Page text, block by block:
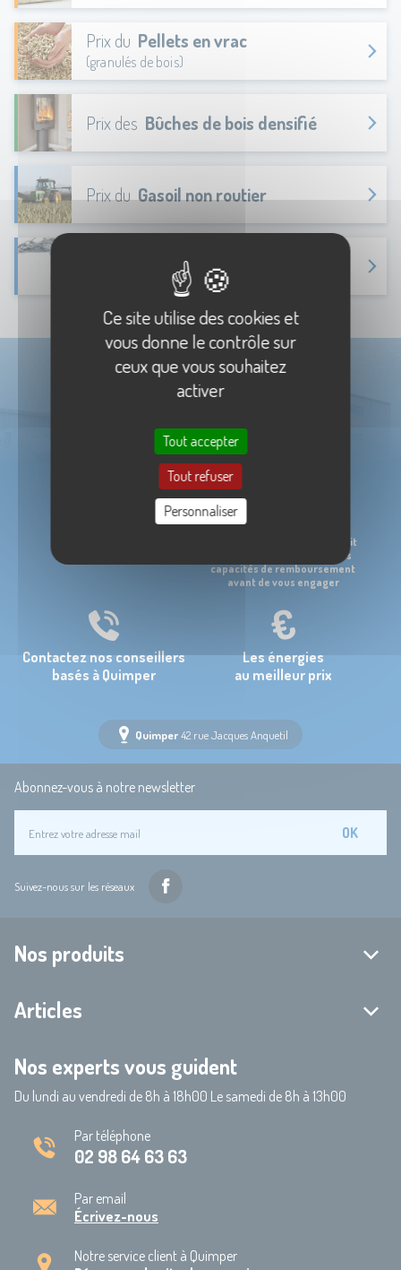
Prix du Pellets en vrac
(granulés de bois)
Prix des Bûches de bois densifié
Prix duGasoil non routier
AdBlue®
Paiement 4x et 5x
TAEG de 7,90%
*Un crédit vous engage et doit
être remboursé. Vérifiez vos
capacités de remboursement
avant de vous engager
Contactez nos conseillers
basés à Quimper
Les énergies
au meilleur prix
Quimper42 rue Jacques Anquetil
Abonnez-vous à notre newsletter
OK
Suivez-nous sur les réseaux
Nos produits
Articles
Nos experts vous guident
Du lundi au vendredi de 8h à 18h00 Le samedi de 8h à 13h00
Par téléphone
02 98 64 63 63
Par email
Écrivez-nous
Notre service client à Quimper
Ce site utilise des cookies et
vous donne le contrôle sur
ceux que vous souhaitez
activer
Tout accepter
Tout refuser
Personnaliser